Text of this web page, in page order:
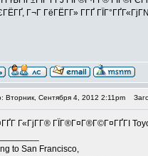
Г¬Г ГёГЁГ­Г» Г­ГҐ
Вторник, Сентября 4, 2012 2:11pm
Г«ГјГ­Г® ГЇГ®Г¤Г®Г©Г¤ГҐГІ
to San Francisco,